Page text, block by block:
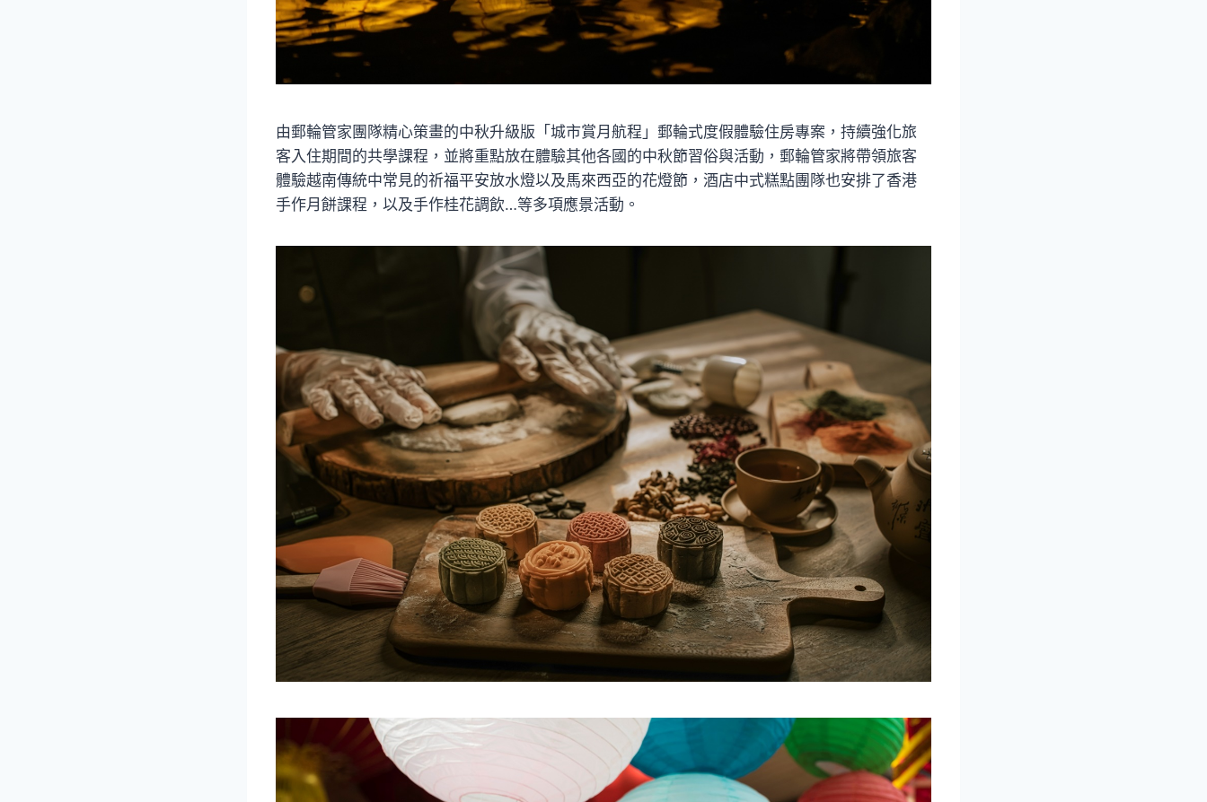
由郵輪管家團隊精心策畫的中秋升級版「城市賞月航程」郵輪式度假體驗住房專案，持續強化旅
客入住期間的共學課程，並將重點放在體驗其他各國的中秋節習俗與活動，郵輪管家將帶領旅客
體驗越南傳統中常見的祈福平安放水燈以及馬來西亞的花燈節，酒店中式糕點團隊也安排了香港
手作月餅課程，以及手作桂花調飲…等多項應景活動。